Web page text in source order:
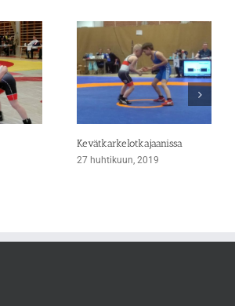
Kevätkarkelotkajaanissa
27 huhtikuun, 2019